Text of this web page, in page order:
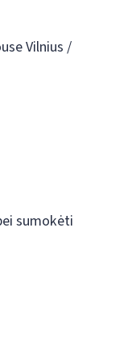
Vilnius /
sumokėti